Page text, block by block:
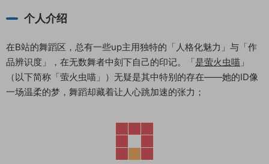
个人介绍
在B站的舞蹈区，总有一些up主用独特的「人格化魅力」与「作
品辨识度」，在无数舞者中刻下自己的印记。「是萤火虫喵 」
（以下简称「萤火虫喵」）无疑是其中特别的存在——她的ID像
一场温柔的梦，舞蹈却藏着让人心跳加速的张力；